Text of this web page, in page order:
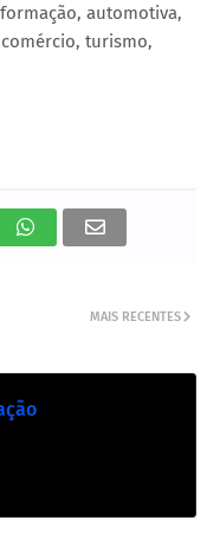
automotiva,
turismo,
MAIS RECENTES